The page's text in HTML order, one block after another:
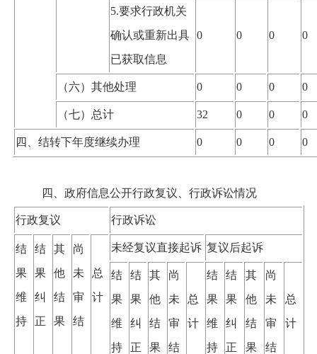
5.要求行政机关
确认或重新出具
已获取信息
0 0 0 0
（六）其他处理 0 0 0 0
（七）总计 32 0 0 0
四、结转下年度继续办理 0 0 0 0
四、政府信息公开行政复议、行政诉讼情况
行政复议 行政诉讼
结
果
维
持
结
果
纠
正
其
他
结
果
尚
未
审
结
总
计
未经复议直接起诉 复议后起诉
结
果
维
持
结
果
纠
正
其
他
结
果
尚
未
审
结
总
计
结
果
维
持
结
果
纠
正
其
他
结
果
尚
未
审
结
总
计